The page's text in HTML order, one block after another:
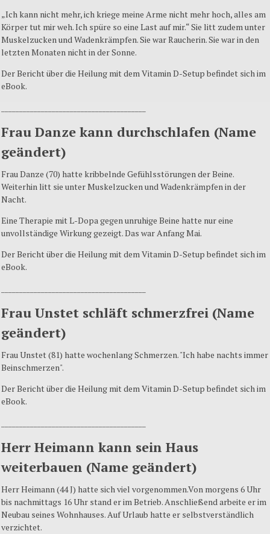
„Ich kann nicht mehr, ich kriege meine Arme nicht mehr hoch, alles am
Körper tut mir weh. Ich spüre so eine Last auf mir.“ Sie litt zudem unter
Muskelzucken und Wadenkrämpfen. Sie war Raucherin. Sie war in den
letzten Monaten nicht in der Sonne.
Der Bericht über die Heilung mit dem Vitamin D-Setup befindet sich im
eBook.
Frau Danze kann durchschlafen (Name
geändert)
Frau Danze (70) hatte kribbelnde Gefühlsstörungen der Beine.
Weiterhin litt sie unter Muskelzucken und Wadenkrämpfen in der
Nacht.
Eine Therapie mit L-Dopa gegen unruhige Beine hatte nur eine
unvollständige Wirkung gezeigt. Das war Anfang Mai.
Der Bericht über die Heilung mit dem Vitamin D-Setup befindet sich im
eBook.
Frau Unstet schläft schmerzfrei (Name
geändert)
Frau Unstet (81) hatte wochenlang Schmerzen. "Ich habe nachts immer
Beinschmerzen".
Der Bericht über die Heilung mit dem Vitamin D-Setup befindet sich im
eBook.
Herr Heimann kann sein Haus
weiterbauen (Name geändert)
Herr Heimann (44 J) hatte sich viel vorgenommen.Von morgens 6 Uhr
bis nachmittags 16 Uhr stand er im Betrieb. Anschließend arbeite er im
Neubau seines Wohnhauses. Auf Urlaub hatte er selbstverständlich
verzichtet.